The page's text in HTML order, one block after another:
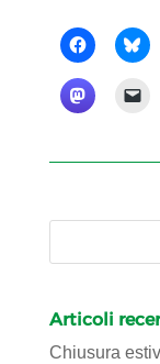
Articoli
Chiusura